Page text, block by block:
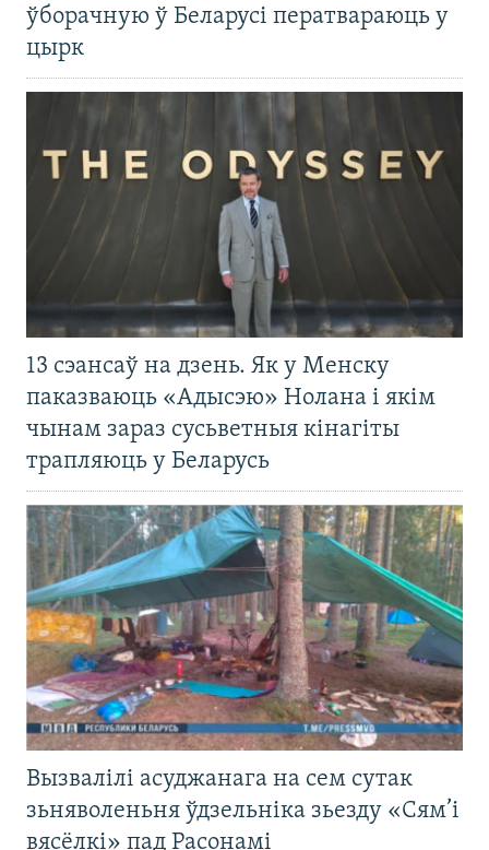
ўборачную ў Беларусі ператвараюць у
цырк
13 сэансаў на дзень. Як у Менску
паказваюць «Адысэю» Нолана і якім
чынам зараз сусьветныя кінагіты
трапляюць у Беларусь
Вызвалілі асуджанага на сем сутак
зьняволеньня ўдзельніка зьезду «Сям’і
вясёлкі» пад Расонамі